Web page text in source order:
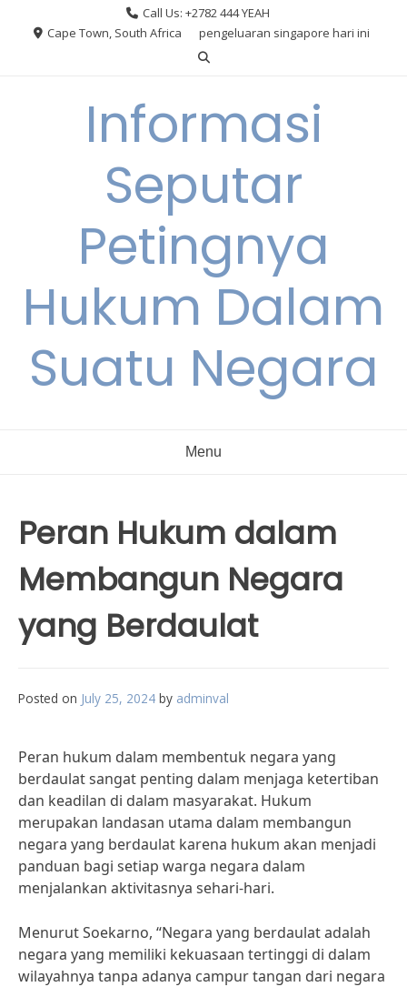
Call Us: +2782 444 YEAH
Cape Town, South Africa
pengeluaran singapore hari ini
Informasi
Seputar
Petingnya
Hukum Dalam
Suatu Negara
Menu
Peran Hukum dalam
Membangun Negara
yang Berdaulat
Posted on July 25, 2024 by adminval
Peran hukum dalam membentuk negara yang
berdaulat sangat penting dalam menjaga ketertiban
dan keadilan di dalam masyarakat. Hukum
merupakan landasan utama dalam membangun
negara yang berdaulat karena hukum akan menjadi
panduan bagi setiap warga negara dalam
menjalankan aktivitasnya sehari-hari.
Menurut Soekarno, “Negara yang berdaulat adalah
negara yang memiliki kekuasaan tertinggi di dalam
wilayahnya tanpa adanya campur tangan dari negara